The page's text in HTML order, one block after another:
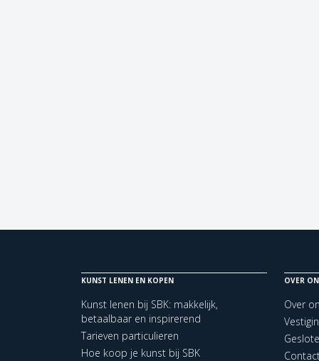
KUNST LENEN EN KOPEN
Kunst lenen bij SBK: makkelijk,
betaalbaar en inspirerend
Tarieven particulieren
Hoe koop je kunst bij SBK
OVER
Over